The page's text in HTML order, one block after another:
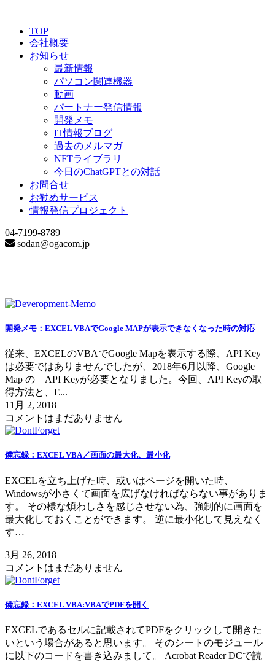
TOP
会社概要
お知らせ
最新情報
パソコン関連機器
動画
パートナー発信情報
開発メモ
IT情報ブログ
過去のメルマガ
NFTライブラリ
今日のChatGPTとの対話
お問合せ
お勧めサービス
情報発信プロジェクト
04-7199-8789
sodan@ogacom.jp
開発メモ：EXCEL VBAでGoogle MAPが表示できなくなった時の対応
従来、EXCELのVBAでGoogle Mapを表示する際、API Key
は必要ではありませんでしたが、2018年6月以降、Google
Map の API Keyが必要となりました。今回、API Keyの取
得方法と、E...
11月 2, 2018
コメントはまだありません
備忘録：EXCEL VBA／画面の最大化、最小化
EXCELを立ち上げた時、或いはページを開いた時、
Windowsが小さくて画面を広げなければならない事がありま
す。 その様な煩わしさを感じさせない為、強制的に画面を
最大化しておくことができます。 逆に最小化して見えなく
す…
3月 26, 2018
コメントはまだありません
備忘録：EXCEL VBA:VBAでPDFを開く
EXCELであるセルに記載されてPDFをクリックして開きた
いという場合があると思います。 そのシートのモジュール
に以下のコードを書き込みまして。 Acrobat Reader DCで読